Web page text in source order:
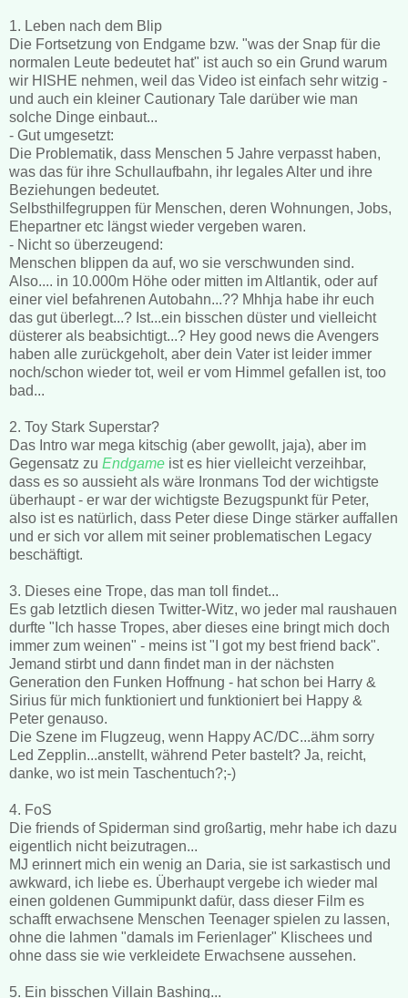
1. Leben nach dem Blip
Die Fortsetzung von Endgame bzw. "was der Snap für die
normalen Leute bedeutet hat" ist auch so ein Grund warum
wir HISHE nehmen, weil das Video ist einfach sehr witzig -
und auch ein kleiner Cautionary Tale darüber wie man
solche Dinge einbaut...
- Gut umgesetzt:
Die Problematik, dass Menschen 5 Jahre verpasst haben,
was das für ihre Schullaufbahn, ihr legales Alter und ihre
Beziehungen bedeutet.
Selbsthilfegruppen für Menschen, deren Wohnungen, Jobs,
Ehepartner etc längst wieder vergeben waren.
- Nicht so überzeugend:
Menschen blippen da auf, wo sie verschwunden sind.
Also.... in 10.000m Höhe oder mitten im Altlantik, oder auf
einer viel befahrenen Autobahn...?? Mhhja habe ihr euch
das gut überlegt...? Ist...ein bisschen düster und vielleicht
düsterer als beabsichtigt...? Hey good news die Avengers
haben alle zurückgeholt, aber dein Vater ist leider immer
noch/schon wieder tot, weil er vom Himmel gefallen ist, too
bad...
2. Toy Stark Superstar?
Das Intro war mega kitschig (aber gewollt, jaja), aber im
Gegensatz zu Endgame ist es hier vielleicht verzeihbar,
dass es so aussieht als wäre Ironmans Tod der wichtigste
überhaupt - er war der wichtigste Bezugspunkt für Peter,
also ist es natürlich, dass Peter diese Dinge stärker auffallen
und er sich vor allem mit seiner problematischen Legacy
beschäftigt.
3. Dieses eine Trope, das man toll findet...
Es gab letztlich diesen Twitter-Witz, wo jeder mal raushauen
durfte "Ich hasse Tropes, aber dieses eine bringt mich doch
immer zum weinen" - meins ist "I got my best friend back".
Jemand stirbt und dann findet man in der nächsten
Generation den Funken Hoffnung - hat schon bei Harry &
Sirius für mich funktioniert und funktioniert bei Happy &
Peter genauso.
Die Szene im Flugzeug, wenn Happy AC/DC...ähm sorry
Led Zepplin...anstellt, während Peter bastelt? Ja, reicht,
danke, wo ist mein Taschentuch?;-)
4. FoS
Die friends of Spiderman sind großartig, mehr habe ich dazu
eigentlich nicht beizutragen...
MJ erinnert mich ein wenig an Daria, sie ist sarkastisch und
awkward, ich liebe es. Überhaupt vergebe ich wieder mal
einen goldenen Gummipunkt dafür, dass dieser Film es
schafft erwachsene Menschen Teenager spielen zu lassen,
ohne die lahmen "damals im Ferienlager" Klischees und
ohne dass sie wie verkleidete Erwachsene aussehen.
5. Ein bisschen Villain Bashing...